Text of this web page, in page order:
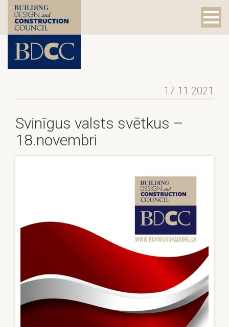
17.11.2021
Svinīgus valsts svētkus –
18.novembri